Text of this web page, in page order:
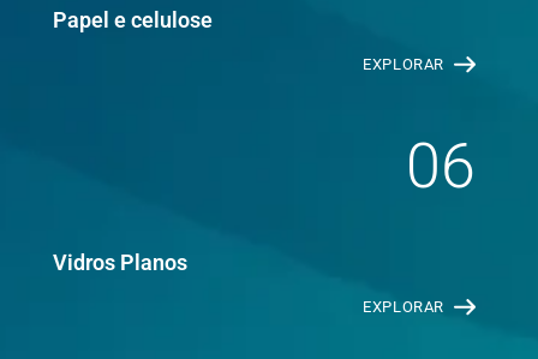
Papel e celulose
EXPLORAR
06
Vidros Planos
EXPLORAR